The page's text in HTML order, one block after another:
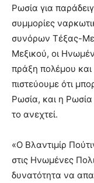
Ρωσία για
συμμορίες
συνόρων Τέξας-
Μεξικού, οι
πράξη πολέμου
πιστεύουμε ότι
Ρωσία, και η Ρωσία
το ανεχτεί.
«Ο Βλαντιμίρ
στις Ηνωμένες
δυνατότητα να